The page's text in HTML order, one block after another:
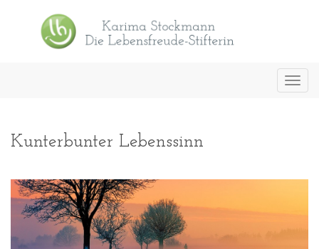
Kunterbunter Lebenssinn